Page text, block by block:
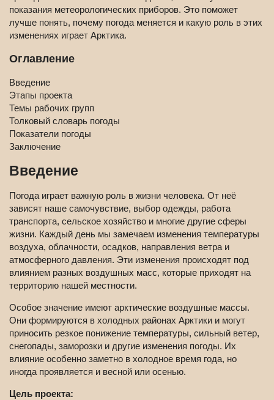
показания метеорологических приборов. Это поможет
лучше понять, почему погода меняется и какую роль в этих
изменениях играет Арктика.
Оглавление
Введение
Этапы проекта
Темы рабочих групп
Толковый словарь погоды
Показатели погоды
Заключение
Введение
Погода играет важную роль в жизни человека. От неё
зависят наше самочувствие, выбор одежды, работа
транспорта, сельское хозяйство и многие другие сферы
жизни. Каждый день мы замечаем изменения температуры
воздуха, облачности, осадков, направления ветра и
атмосферного давления. Эти изменения происходят под
влиянием разных воздушных масс, которые приходят на
территорию нашей местности.
Особое значение имеют арктические воздушные массы.
Они формируются в холодных районах Арктики и могут
приносить резкое понижение температуры, сильный ветер,
снегопады, заморозки и другие изменения погоды. Их
влияние особенно заметно в холодное время года, но
иногда проявляется и весной или осенью.
Цель проекта: